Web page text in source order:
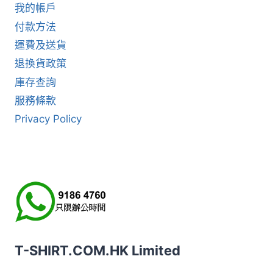
我的帳戶
付款方法
運費及送貨
退換貨政策
庫存查詢
服務條款
Privacy Policy
T-SHIRT.COM.HK Limited